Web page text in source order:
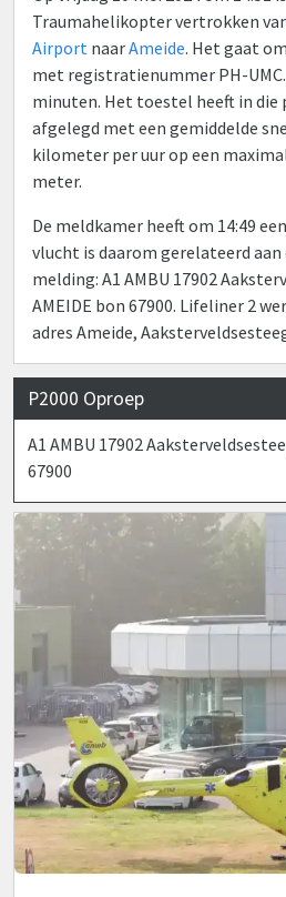
Traumahelikopter vertrokken
Airport naarAmeide. Het gaat
met registratienummer PH-
minuten. Het toestel heeft in die
afgelegd met een gemiddelde
kilometer per uur op een
meter.
De meldkamer heeft om 14:49
vlucht is daarom gerelateerd aan
melding: A1 AMBU 17902
AMEIDE bon 67900. Lifeliner 2
adres Ameide,
P2000 Oproep
A1 AMBU 17902
67900